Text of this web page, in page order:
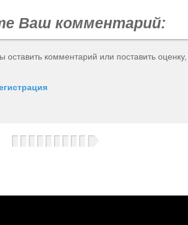
Ваш комментарий:
оставить комментарий или поставить